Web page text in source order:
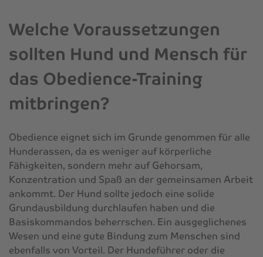
Welche Voraussetzungen
sollten Hund und Mensch für
das Obedience-Training
mitbringen?
Obedience eignet sich im Grunde genommen für alle
Hunderassen, da es weniger auf körperliche
Fähigkeiten, sondern mehr auf Gehorsam,
Konzentration und Spaß an der gemeinsamen Arbeit
ankommt. Der Hund sollte jedoch eine solide
Grundausbildung durchlaufen haben und die
Basiskommandos beherrschen. Ein ausgeglichenes
Wesen und eine gute Bindung zum Menschen sind
ebenfalls von Vorteil. Der Hundeführer oder die